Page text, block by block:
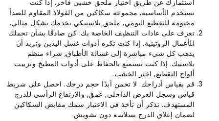
استثمارك عن طريق اختيار ملحق خشبي فاخر. إذا كنت
تستخدم الأساسية, مجموعة سكاكين من الفولاذ المقاوم للصدأ
مختومة للتقطيع اليومي, ملحق بلاستيكي يخدمك بشكل مثالي.
تعرف على عادات التنظيف الخاصة بك: كن صادقًا بشأن تحملك
للأعمال الروتينية. إذا كنت تكره أدوات غسل اليدين وتريد أن
يذهب كل شيء مباشرة إلى غسالة الأطباق, شراء منظم
بلاستيك. إذا كنت تستمتع بالحفاظ على أدوات المطبخ وتزييت
ألواح التقطيع, اختر الخشب.
قم بقياس أدراجك: لا تخمن أبدًا حجم درجك. احصل على شريط
قياس وسجل العرض الداخلي, عمق, والارتفاع الرأسي للدرج
المستهدف. تذكر أن تأخذ في الاعتبار سمك مقابض السكاكين
لضمان إغلاق الدرج بسلاسة دون تشويش.